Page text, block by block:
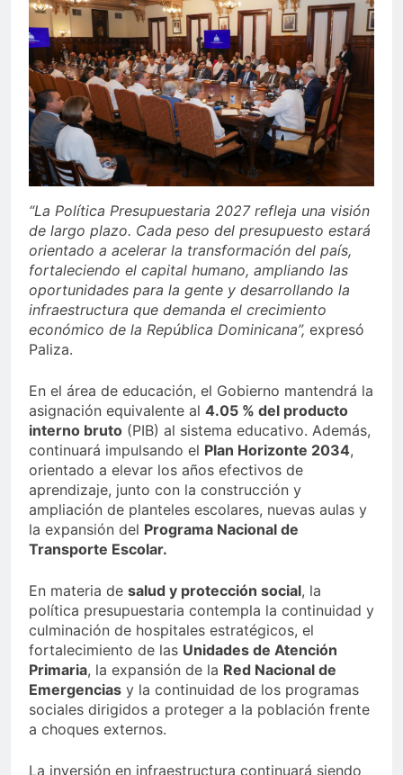
“La Política Presupuestaria 2027 refleja una visión
de largo plazo. Cada peso del presupuesto estará
orientado a acelerar la transformación del país,
fortaleciendo el capital humano, ampliando las
oportunidades para la gente y desarrollando la
infraestructura que demanda el crecimiento
económico de la República Dominicana”, expresó
Paliza.
En el área de educación, el Gobierno mantendrá la
asignación equivalente al 4.05 % del producto
interno bruto (PIB) al sistema educativo. Además,
continuará impulsando el Plan Horizonte 2034,
orientado a elevar los años efectivos de
aprendizaje, junto con la construcción y
ampliación de planteles escolares, nuevas aulas y
la expansión del Programa Nacional de
Transporte Escolar.
En materia de salud y protección social, la
política presupuestaria contempla la continuidad y
culminación de hospitales estratégicos, el
fortalecimiento de las Unidades de Atención
Primaria, la expansión de la Red Nacional de
Emergencias y la continuidad de los programas
sociales dirigidos a proteger a la población frente
a choques externos.
La inversión en infraestructura continuará siendo